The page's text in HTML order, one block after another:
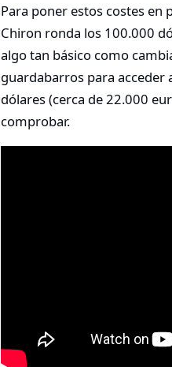
Para poner estos costes
Chiron ronda los 100.000
algo tan básico como
guardabarros para acceder
dólares (cerca de 22.000
comprobar.